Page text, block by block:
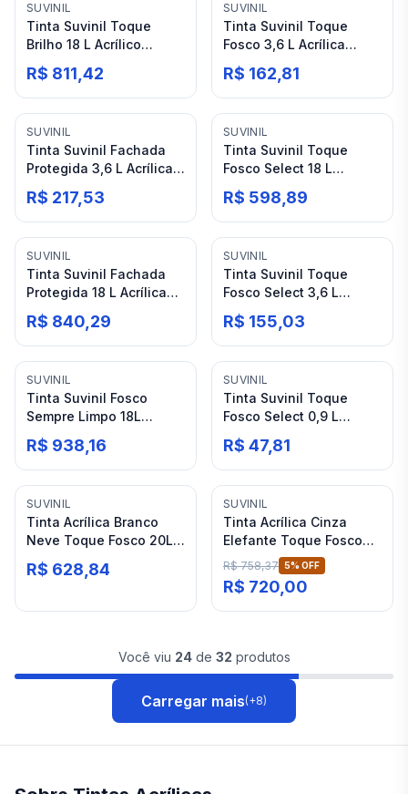
SUVINIL
Tinta Suvinil Toque
Brilho 18 L Acrílico
Branco
R$ 811,42
SUVINIL
Tinta Suvinil Toque
Fosco 3,6 L Acrílica
Branco
R$ 162,81
SUVINIL
Tinta Suvinil Fachada
Protegida 3,6 L Acrílica
Emborrachada Branco
R$ 217,53
SUVINIL
Tinta Suvinil Toque
Fosco Select 18 L
Acrílico Branco
R$ 598,89
SUVINIL
Tinta Suvinil Fachada
Protegida 18 L Acrílica
Emborracha Branco
R$ 840,29
SUVINIL
Tinta Suvinil Toque
Fosco Select 3,6 L
Acrílico Branco
R$ 155,03
SUVINIL
Tinta Suvinil Fosco
Sempre Limpo 18L
Acrílica Branco
R$ 938,16
SUVINIL
Tinta Suvinil Toque
Fosco Select 0,9 L
Acrílico Branco
R$ 47,81
SUVINIL
Tinta Acrílica Branco
Neve Toque Fosco 20L
Suvinil Select
R$ 628,84
SUVINIL
Tinta Acrílica Cinza
Elefante Toque Fosco
18L Suvinil Premium
R$ 758,37 5% OFF
R$ 720,00
Você viu 24de 32 produtos
Carregar mais(+8)